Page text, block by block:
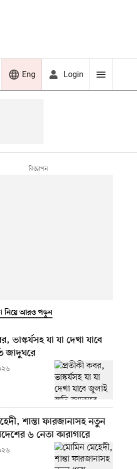
Eng Login
নিয়ে আরও পড়ুন
ভাস্কর্যসহ যা যা দেখা যাবে
জাদুঘরে
শান্তা ফারজানাসহ নতুন
৬ নেতা কারাগারে